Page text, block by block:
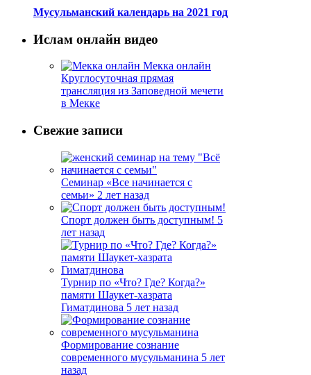
Мусульманский календарь на 2021 год
Ислам онлайн видео
Мекка онлайн
Круглосуточная прямая
трансляция из Заповедной мечети
в Мекке
Свежие записи
Семинар «Все начинается с
семьи» 2 лет назад
Спорт должен быть доступным! 5
лет назад
Турнир по «Что? Где? Когда?»
памяти Шаукет-хазрата
Гиматдинова 5 лет назад
Формирование сознание
современного мусульманина 5 лет
назад